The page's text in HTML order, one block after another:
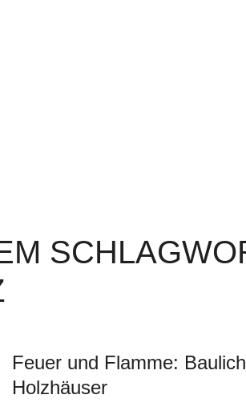
Feuer und Flamme:
Holzhäuser